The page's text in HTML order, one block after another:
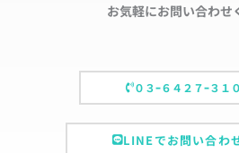
お気軽にお問い合わせ
０３ｰ６４２７ｰ３１
LINEでお問い合わ